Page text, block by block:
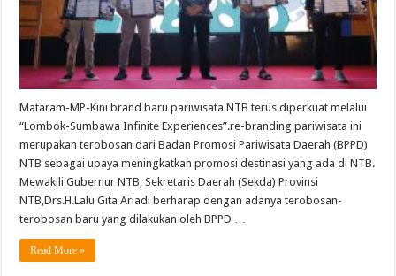
Mataram-MP-Kini brand baru pariwisata NTB terus diperkuat melalui
“Lombok-Sumbawa Infinite Experiences”.re-branding pariwisata ini
merupakan terobosan dari Badan Promosi Pariwisata Daerah (BPPD)
NTB sebagai upaya meningkatkan promosi destinasi yang ada di NTB.
Mewakili Gubernur NTB, Sekretaris Daerah (Sekda) Provinsi
NTB,Drs.H.Lalu Gita Ariadi berharap dengan adanya terobosan-
terobosan baru yang dilakukan oleh BPPD …
Read More »